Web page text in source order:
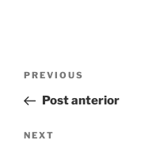
Navegação
Post
Previous
Post
PREVIOUS
Post anterior
Next
NEXT